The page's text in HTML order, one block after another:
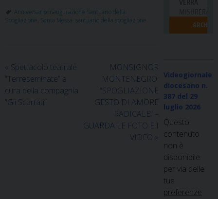
Anniversario inaugurazione Santuario della
Spogliazione
Santa Messa santuario della spogliazione
« Spettacolo teatrale
“Terreseminate” a
cura della compagnia
“Gli Scartati”
MONSIGNOR
MONTENEGRO:
“SPOGLIAZIONE
GESTO DI AMORE
RADICALE” –
GUARDA LE FOTO E I
VIDEO »
Videogiornale
diocesano n.
387 del 29
luglio 2026
Questo
contenuto
non è
disponibile
per via delle
tue
preferenze